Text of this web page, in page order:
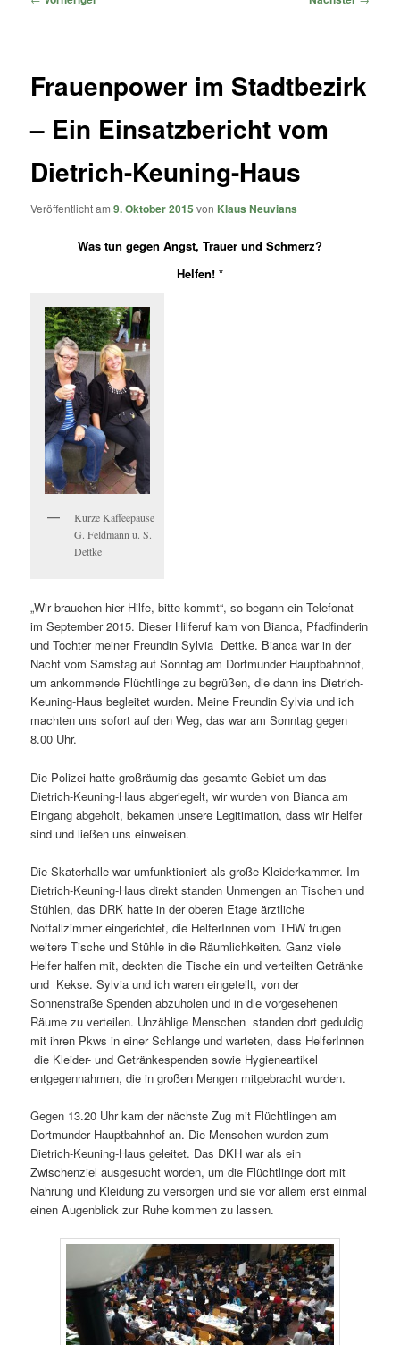
Frauenpower im Stadtbezirk
– Ein Einsatzbericht vom
Dietrich-Keuning-Haus
Veröffentlicht am9. Oktober 2015 von Klaus Neuvians
Was tun gegen Angst, Trauer und Schmerz?
Helfen! *
Kurze Kaffeepause
G. Feldmann u. S.
Dettke
„Wir brauchen hier Hilfe, bitte kommt“, so begann ein Telefonat
im September 2015. Dieser Hilferuf kam von Bianca, Pfadfinderin
und Tochter meiner Freundin Sylvia Dettke. Bianca war in der
Nacht vom Samstag auf Sonntag am Dortmunder Hauptbahnhof,
um ankommende Flüchtlinge zu begrüßen, die dann ins Dietrich-
Keuning-Haus begleitet wurden. Meine Freundin Sylvia und ich
machten uns sofort auf den Weg, das war am Sonntag gegen
8.00 Uhr.
Die Polizei hatte großräumig das gesamte Gebiet um das
Dietrich-Keuning-Haus abgeriegelt, wir wurden von Bianca am
Eingang abgeholt, bekamen unsere Legitimation, dass wir Helfer
sind und ließen uns einweisen.
Die Skaterhalle war umfunktioniert als große Kleiderkammer. Im
Dietrich-Keuning-Haus direkt standen Unmengen an Tischen und
Stühlen, das DRK hatte in der oberen Etage ärztliche
Notfallzimmer eingerichtet, die HelferInnen vom THW trugen
weitere Tische und Stühle in die Räumlichkeiten. Ganz viele
Helfer halfen mit, deckten die Tische ein und verteilten Getränke
und Kekse. Sylvia und ich waren eingeteilt, von der
Sonnenstraße Spenden abzuholen und in die vorgesehenen
Räume zu verteilen. Unzählige Menschen standen dort geduldig
mit ihren Pkws in einer Schlange und warteten, dass HelferInnen
die Kleider- und Getränkespenden sowie Hygieneartikel
entgegennahmen, die in großen Mengen mitgebracht wurden.
Gegen 13.20 Uhr kam der nächste Zug mit Flüchtlingen am
Dortmunder Hauptbahnhof an. Die Menschen wurden zum
Dietrich-Keuning-Haus geleitet. Das DKH war als ein
Zwischenziel ausgesucht worden, um die Flüchtlinge dort mit
Nahrung und Kleidung zu versorgen und sie vor allem erst einmal
einen Augenblick zur Ruhe kommen zu lassen.